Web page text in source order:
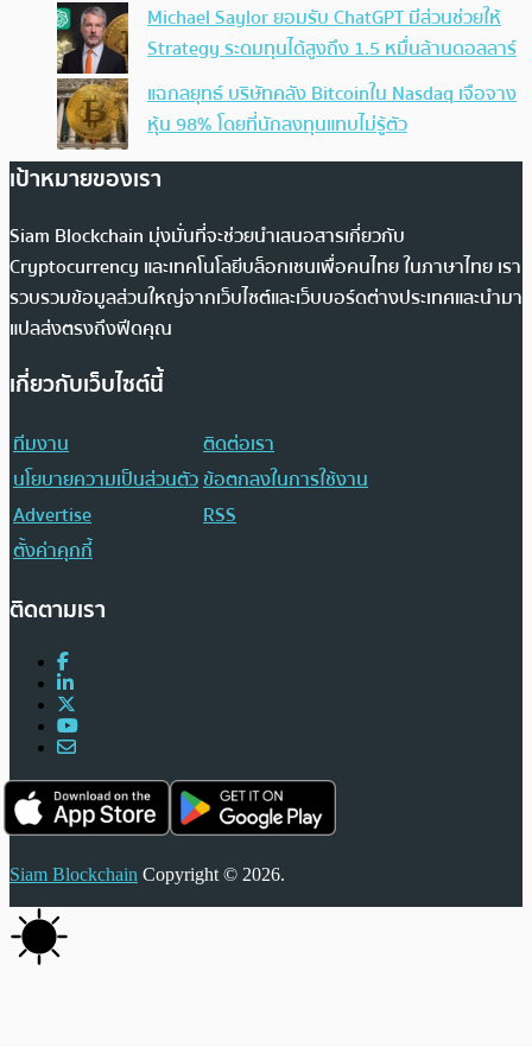
Michael Saylor ยอมรับ ChatGPT มีส่วนช่วยให้
Strategy ระดมทุนได้สูงถึง 1.5 หมื่นล้านดอลลาร์
แฉกลยุทธ์ บริษัทคลัง Bitcoinใน Nasdaq เจือจาง
หุ้น 98% โดยที่นักลงทุนแทบไม่รู้ตัว
เป้าหมายของเรา
Siam Blockchain มุ่งมั่นที่จะช่วยนำเสนอสารเกี่ยวกับ
Cryptocurrency และเทคโนโลยีบล็อกเชนเพื่อคนไทย ในภาษาไทย เรา
รวบรวมข้อมูลส่วนใหญ่จากเว็บไซต์และเว็บบอร์ดต่างประเทศและนำมา
แปลส่งตรงถึงฟีดคุณ
เกี่ยวกับเว็บไซต์นี้
ทีมงาน
ติดต่อเรา
นโยบายความเป็นส่วนตัวข้อตกลงในการใช้งาน
Advertise
RSS
ตั้งค่าคุกกี้
ติดตามเรา
Siam Blockchain Copyright © 2026.